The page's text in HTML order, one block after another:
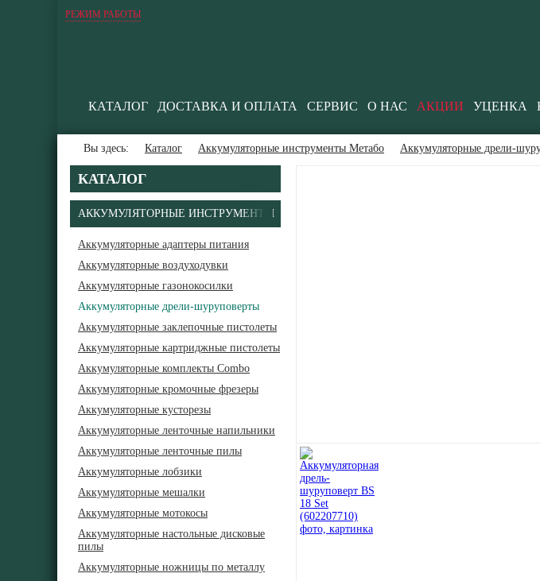
РЕЖИМ РАБОТЫ
КАТАЛОГ ДОСТАВКА И ОПЛАТА СЕРВИС О НАС АКЦИИ УЦЕНКА
Вы здесь: Каталог Аккумуляторные инструменты Метабо Аккумуляторные дрели-
КАТАЛОГ
АККУМУЛЯТОРНЫЕ ИНСТРУМЕНТЫ
Аккумуляторные адаптеры питания
Аккумуляторные воздуходувки
Аккумуляторные газонокосилки
Аккумуляторные дрели-шуруповерты
Аккумуляторные заклепочные пистолеты
Аккумуляторные картриджные пистолеты
Аккумуляторные комплекты Combo
Аккумуляторные кромочные фрезеры
Аккумуляторные кусторезы
Аккумуляторные ленточные напильники
Аккумуляторные ленточные пилы
Аккумуляторные лобзики
Аккумуляторные мешалки
Аккумуляторные мотокосы
Аккумуляторные настольные дисковые
пилы
Аккумуляторные ножницы по металлу